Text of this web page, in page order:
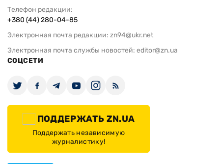
Телефон редакции:
+380 (44) 280-04-85
Электронная почта редакции: zn94@ukr.net
Электронная почта службы новостей: editor@zn.ua
СОЦСЕТИ
ПОДДЕРЖАТЬ ZN.UA
Поддержать независимую
журналистику!